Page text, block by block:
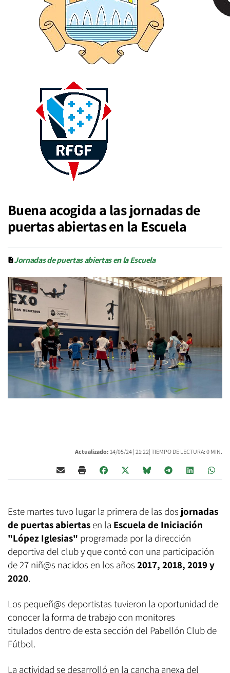
Buena acogida a las jornadas de
puertas abiertas en la Escuela
Jornadas de puertas abiertas en la Escuela
Actualizado: 14/05/24 | 21:22| TIEMPO DE LECTURA: 0 MIN.
Este martes tuvo lugar la primera de las dos jornadas
de puertas abiertas en la Escuela de Iniciación
"López Iglesias" programada por la dirección
deportiva del club y que contó con una participación
de 27 niñ@s nacidos en los años 2017, 2018, 2019 y
2020.
Los pequeñ@s deportistas tuvieron la oportunidad de
conocer la forma de trabajo con monitores
titulados dentro de esta sección del Pabellón Club de
Fútbol.
La actividad se desarrolló en la cancha anexa del